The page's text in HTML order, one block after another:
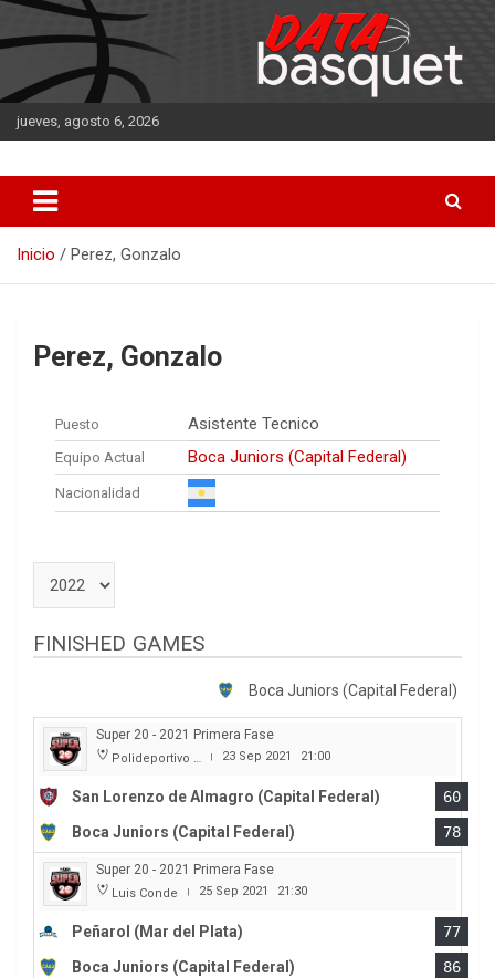
Saltar
al
contenido
jueves, agosto 6, 2026
DATA Basquet
Inicio Perez, Gonzalo
Perez, Gonzalo
Puesto Asistente Tecnico
Equipo Actual Boca Juniors (Capital Federal)
Nacionalidad
FINISHED GAMES
Boca Juniors (Capital Federal)
Super 20 - 2021 Primera Fase
Polideportivo Roberto Pando | 23 Sep 2021 21:00
San Lorenzo de Almagro (Capital Federal)
60
Boca Juniors (Capital Federal)
78
Super 20 - 2021 Primera Fase
Luis Conde | 25 Sep 2021 21:30
Peñarol (Mar del Plata)
77
Boca Juniors (Capital Federal)
86